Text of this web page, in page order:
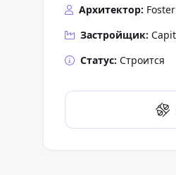
Архитектор:
Застройщик:
Статус: Строится